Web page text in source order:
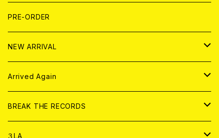
LP
HOOD
T-shirt
HOOD
BOLLOCKS
EL ZINE
写真集 (PHOTOBOOK)
CD
アナログ
アパレル
書籍
DIGITAL CONTENTS
PRE-ORDER
NEW ARRIVAL
CD
アナログ
Arrived Again
CD
アナログ
BREAK THE RECORDS
CD
３LA